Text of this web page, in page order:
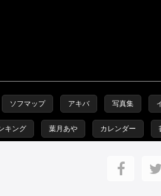
ソフマップ アキバ 写真集
キング 葉月あや カレンダー